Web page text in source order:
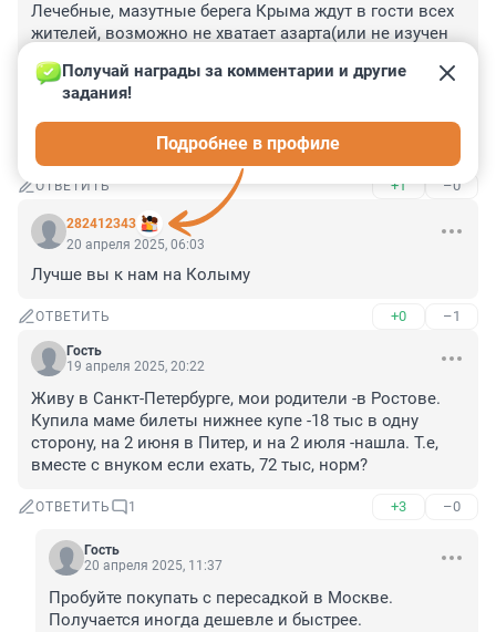
Лечебные, мазутные берега Крыма ждут в гости всех
жителей, возможно не хватает азарта(или не изучен
хочется отдать бешеные деньги, возможно скрепы
духовные так сильны, а возможно ещё много причин,
но я не понимаю для чего вы туда едете, особенно в
сезон, особенно после того, что там произошло...
ОТВЕТИТЬ +1 –0
282412343
Получай награды за комментарии и другие
задания!
Подробнее в профиле
20 апреля 2025, 06:03
Лучше вы к нам на Колыму
ОТВЕТИТЬ +0 –1
Гость
19 апреля 2025, 20:22
Живу в Санкт-Петербурге, мои родители -в Ростове.
Купила маме билеты нижнее купе -18 тыс в одну
сторону, на 2 июня в Питер, и на 2 июля -нашла. Т.е,
вместе с внуком если ехать, 72 тыс, норм?
ОТВЕТИТЬ 1 +3 –0
Гость
20 апреля 2025, 11:37
Пробуйте покупать с пересадкой в Москве.
Получается иногда дешевле и быстрее.